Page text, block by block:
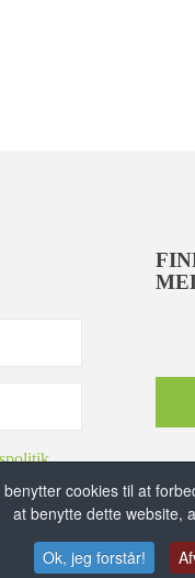
benytter cookies til at
at benytte dette website,
Ok, jeg forstår!